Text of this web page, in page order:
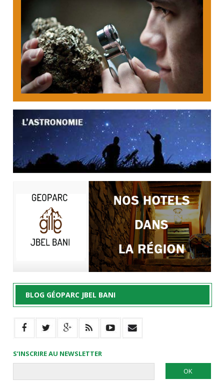
BLOG GÉOPARC JBEL BANI
S’INSCRIRE AU NEWSLETTER